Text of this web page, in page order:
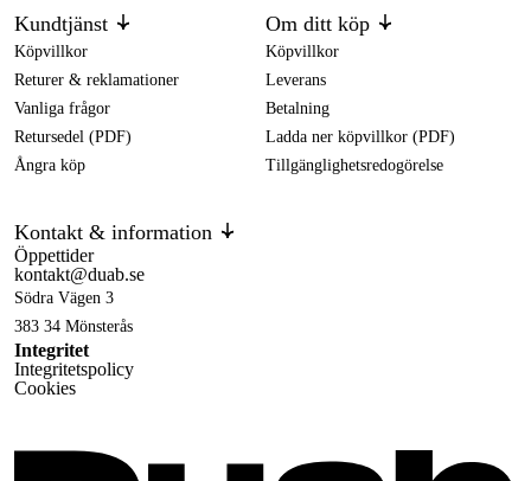
Kundtjänst
Köpvillkor
Returer & reklamationer
Vanliga frågor
Retursedel (PDF)
Ångra köp
Om ditt köp
Köpvillkor
Leverans
Betalning
Ladda ner köpvillkor (PDF)
Tillgänglighetsredogörelse
Kontakt & information
Öppettider
kontakt@duab.se
Södra Vägen 3
383 34 Mönsterås
Integritet
Integritetspolicy
Cookies